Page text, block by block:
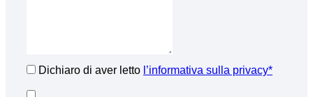
Dichiaro di aver letto l’informativa sulla privacy*